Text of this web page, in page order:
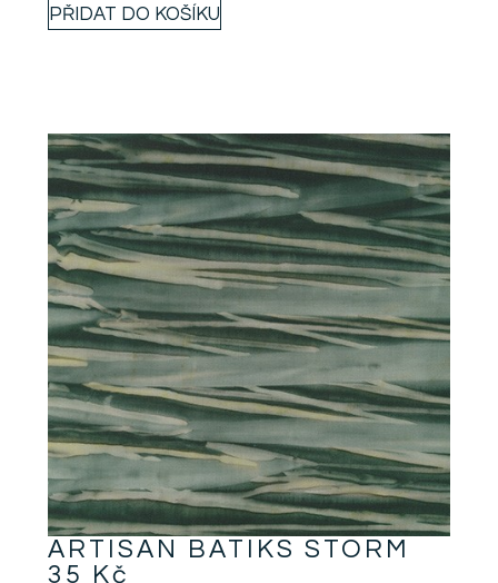
PŘIDAT DO KOŠÍKU
ARTISAN BATIKS STORM
35
Kč